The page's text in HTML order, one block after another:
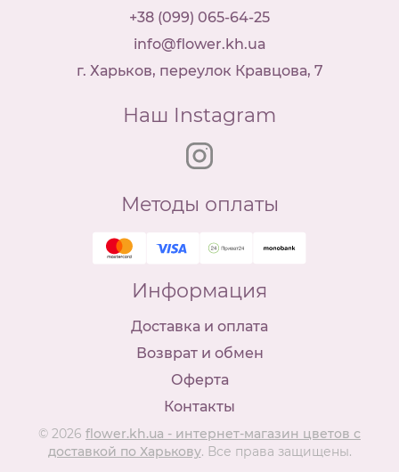
+38 (099) 065-64-25
info@flower.kh.ua
г. Харьков, переулок Кравцова, 7
Наш Instagram
Методы оплаты
Информация
Доставка и оплата
Возврат и обмен
Оферта
Контакты
© 2026 flower.kh.ua - интернет-магазин цветов с
доставкой по Харькову. Все права защищены.